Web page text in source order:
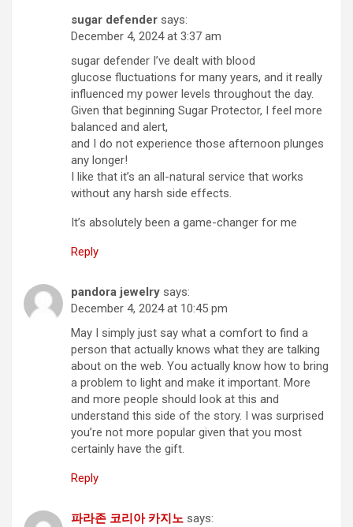
sugar defender says:
December 4, 2024 at 3:37 am
sugar defender I’ve dealt with blood
glucose fluctuations for many years, and it really
influenced my power levels throughout the day.
Given that beginning Sugar Protector, I feel more
balanced and alert,
and I do not experience those afternoon plunges
any longer!
I like that it’s an all-natural service that works
without any harsh side effects.
It’s absolutely been a game-changer for me
Reply
pandora jewelry says:
December 4, 2024 at 10:45 pm
May I simply just say what a comfort to find a
person that actually knows what they are talking
about on the web. You actually know how to bring
a problem to light and make it important. More
and more people should look at this and
understand this side of the story. I was surprised
you’re not more popular given that you most
certainly have the gift.
Reply
파라존 코리아 카지노 says: